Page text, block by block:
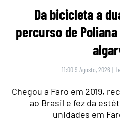
Da bicicleta a
percurso de
11:00 9 Agosto, 2026 |
Chegou a Faro em 2019,
ao Brasil e fez da
unidades em